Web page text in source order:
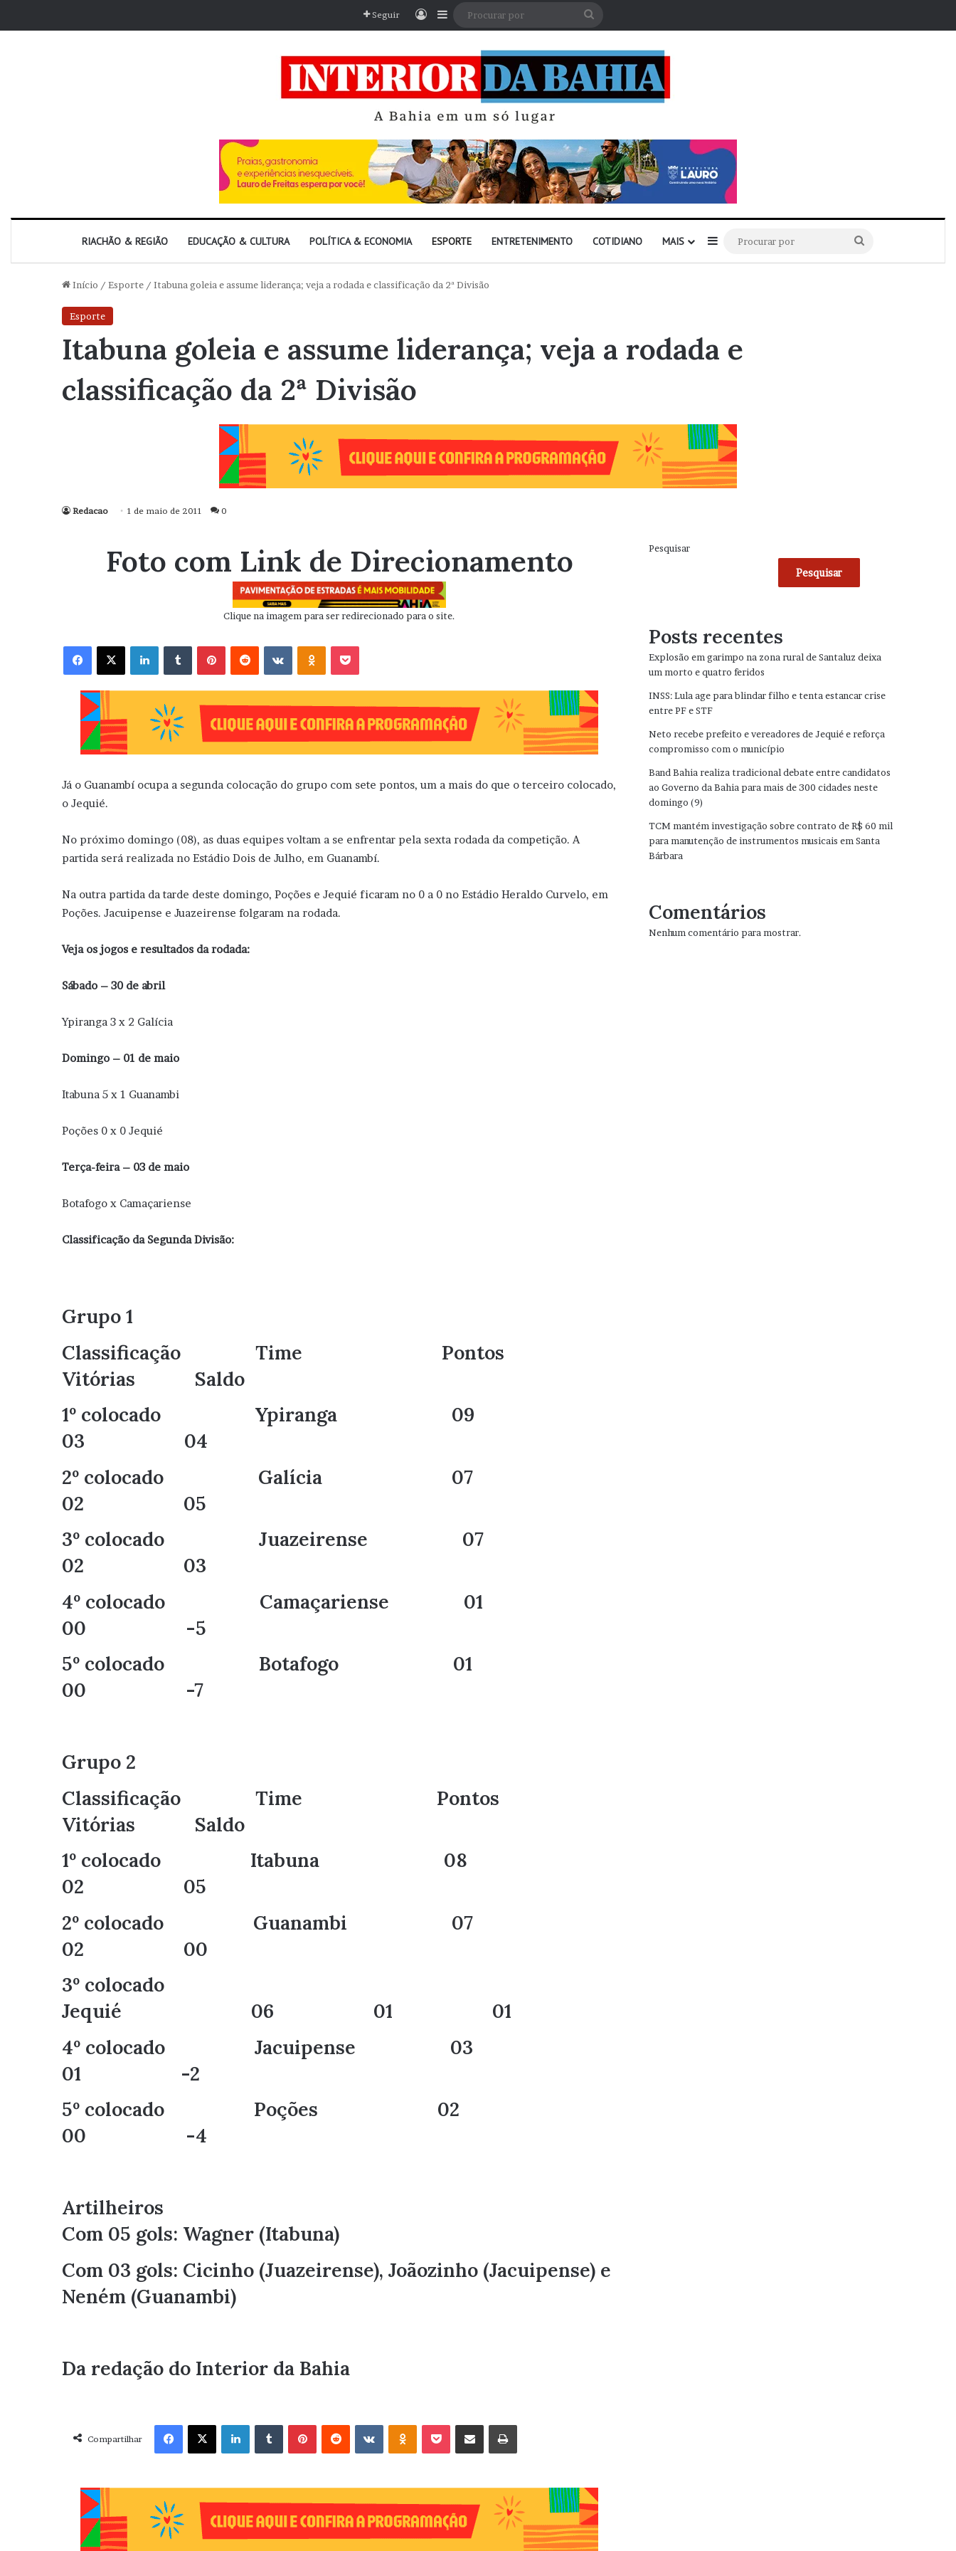
Seguir EntrarBarra Lateral
RIACHÃO & REGIÃO EDUCAÇÃO & CULTURA POLÍTICA & ECONOMIA ESPORTE ENTRETENIMENTO COTIDIANO MAIS Barra Lateral
por
Início / Esporte / Itabuna goleia e assume liderança; veja a rodada e classificação da 2ª Divisão
Esporte
Itabuna goleia e assume liderança; veja a rodada e
classificação da 2ª Divisão
Redacao 1 de maio de 2011 0
Foto com Link de Direcionamento
Clique na imagem para ser redirecionado para o site.
Facebook X Linkedin VK OK
Já o Guanambí ocupa a segunda colocação do grupo com sete pontos, um a mais do que o terceiro colocado,
o Jequié.
No próximo domingo (08), as duas equipes voltam a se enfrentar pela sexta rodada da competição. A
partida será realizada no Estádio Dois de Julho, em Guanambí.
Na outra partida da tarde deste domingo, Poções e Jequié ficaram no 0 a 0 no Estádio Heraldo Curvelo, em
Poções. Jacuipense e Juazeirense folgaram na rodada.
Veja os jogos e resultados da rodada:
Sábado – 30 de abril
Ypiranga 3 x 2 Galícia
Domingo – 01 de maio
Itabuna 5 x 1 Guanambi
Poções 0 x 0 Jequié
Terça-feira – 03 de maio
Botafogo x Camaçariense
Classificação da Segunda Divisão:
Grupo 1
Classificação Time Pontos
Vitórias Saldo
1º colocado Ypiranga 09
03 04
2º colocado Galícia 07
02 05
3º colocado Juazeirense 07
02 03
4º colocado Camaçariense 01
00 -5
5º colocado Botafogo 01
00 -7
Grupo 2
Classificação Time Pontos
Vitórias Saldo
1º colocado Itabuna 08
02 05
2º colocado Guanambi 07
02 00
3º colocado
Jequié 06 01 01
4º colocado Jacuipense 03
01 -2
5º colocado Poções 02
00 -4
Artilheiros
Com 05 gols: Wagner (Itabuna)
Com 03 gols: Cicinho (Juazeirense), Joãozinho (Jacuipense) e
Neném (Guanambi)
Da redação do Interior da Bahia
Compartilhar
Facebook X Linkedin VK OK
Pesquisar
Pesquisar
Posts recentes
Explosão em garimpo na zona rural de Santaluz deixa
um morto e quatro feridos
INSS: Lula age para blindar filho e tenta estancar crise
entre PF e STF
Neto recebe prefeito e vereadores de Jequié e reforça
compromisso com o município
Band Bahia realiza tradicional debate entre candidatos
ao Governo da Bahia para mais de 300 cidades neste
domingo (9)
TCM mantém investigação sobre contrato de R$ 60 mil
para manutenção de instrumentos musicais em Santa
Bárbara
Comentários
Nenhum comentário para mostrar.